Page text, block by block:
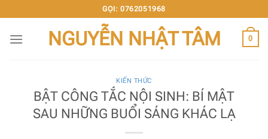
đến
nội
GỌI: 0762051968
NGUYỄN NHẬT TÂM 0
KIẾN THỨC
BẬT CÔNG TẮC NỘI SINH: BÍ MẬT
SAU NHỮNG BUỔI SÁNG KHÁC LẠ